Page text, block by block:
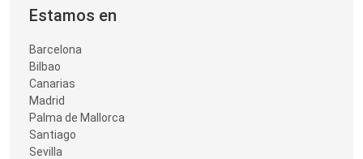
Estamos en
Barcelona
Bilbao
Canarias
Madrid
Palma de Mallorca
Santiago
Sevilla